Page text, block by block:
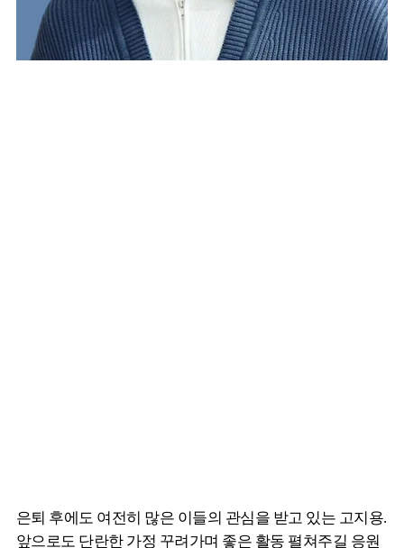
은퇴 후에도 여전히 많은 이들의 관심을 받고 있는 고지용.
앞으로도 단란한 가정 꾸려가며 좋은 활동 펼쳐주길 응원